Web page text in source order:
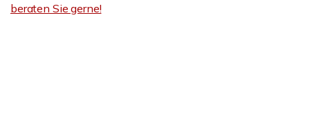
beraten Sie gerne!